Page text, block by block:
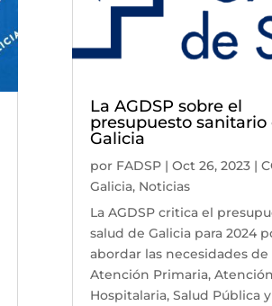
La AGDSP sobre el
presupuesto sanitario
Galicia
por FADSP| Oct 26, 2023|
Galicia, Noticias
La AGDSP critica el
salud de Galicia para 2024
abordar las necesidades de
Atención Primaria, Atención
Hospitalaria, Salud Pública y